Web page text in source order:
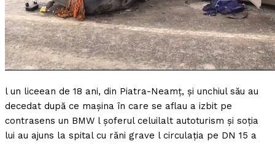
l un liceean de 18 ani, din Piatra-Neamţ, şi unchiul său au
decedat după ce maşina în care se aflau a izbit pe
contrasens un BMW l şoferul celuilalt autoturism şi soţia
lui au ajuns la spital cu răni grave l circulaţia pe DN 15 a